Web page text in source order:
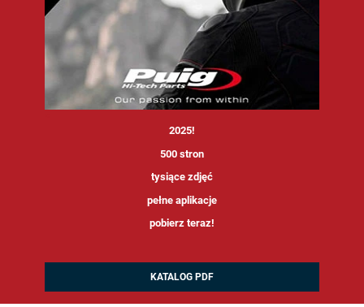
2025!
500 stron
tysiące zdjęć
pełne aplikacje
pobierz teraz!
KATALOG PDF